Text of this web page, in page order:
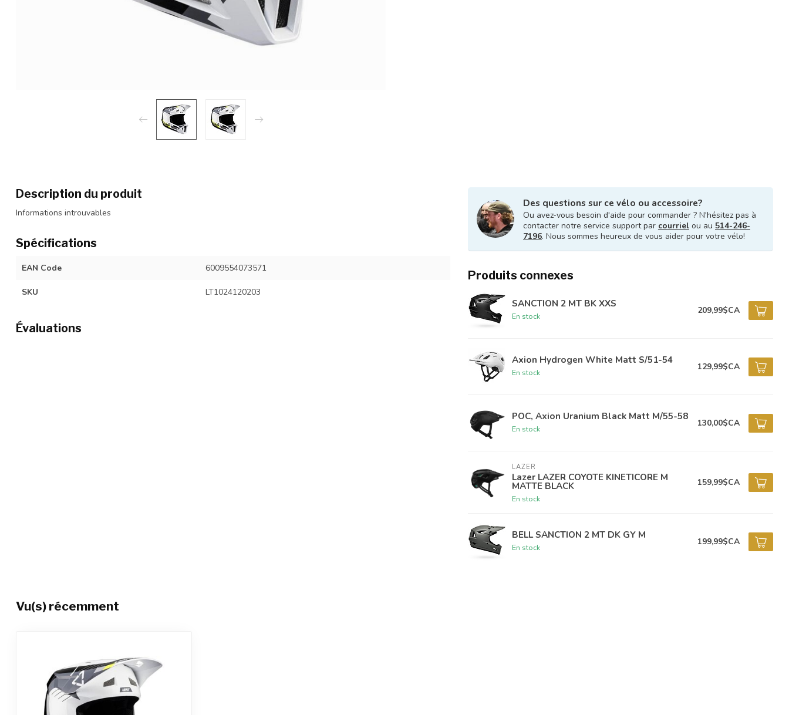
Description du produit
Informations introuvables
Spécifications
EAN Code 6009554073571
SKU LT1024120203
Évaluations
Des questions sur ce vélo ou accessoire?
Ou avez-vous besoin d'aide pour commander ? N'hésitez pas à
contacter notre service support par courriel ou au 514-246-
7196. Nous sommes heureux de vous aider pour votre vélo!
Produits connexes
SANCTION 2 MT BK XXS
En stock
209,99$CA
Axion Hydrogen White Matt S/51-54
En stock
129,99$CA
POC, Axion Uranium Black Matt M/55-58
En stock
130,00$CA
LAZER
Lazer LAZER COYOTE KINETICORE M
MATTE BLACK
En stock
159,99$CA
BELL SANCTION 2 MT DK GY M
En stock
199,99$CA
Vu(s) récemment